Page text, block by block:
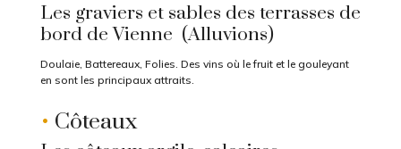
Les graviers et sables des terrasses de
bord de Vienne (Alluvions)
Doulaie, Battereaux, Folies. Des vins où le fruit et le gouleyant
en sont les principaux attraits.
• Côteaux